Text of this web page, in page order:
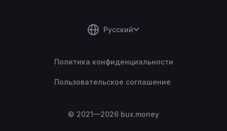
© 2021—2026 bux.money
Политика конфиденциальности
Пользовательское соглашение
Русский